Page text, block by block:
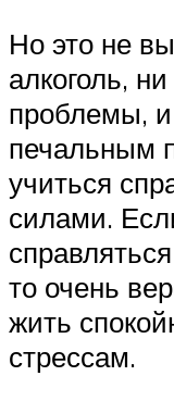
Но это не
алкоголь,
проблемы, и
печальным
учиться
силами.
то очень
жить
стрессам.